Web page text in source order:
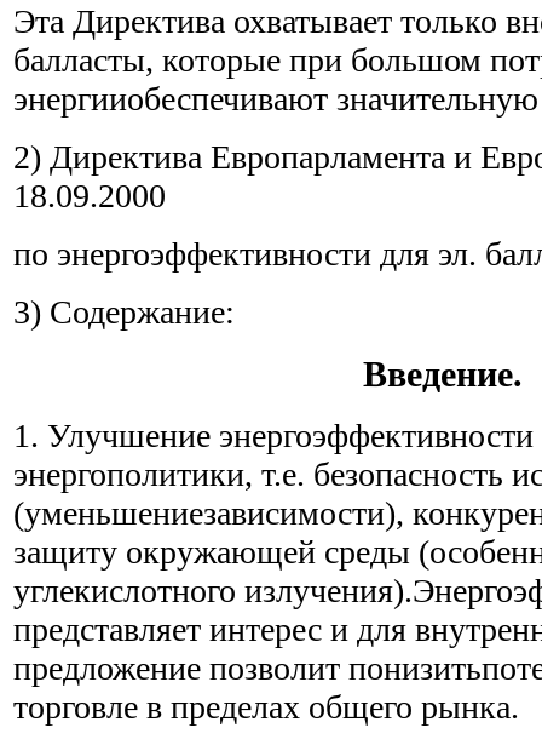
Эта Директива охватывает только
балласты, которые при большом
энергииобеспечивают
2) Директива Европарламента и
18.09.2000
по энергоэффективности для эл.
3) Содержание:
Введение.
1. Улучшение энергоэффективности
энергополитики, т.е. безопасность
(уменьшениезависимости),
защиту окружающей среды
углекислотного
представляет интерес и для
предложение позволит
торговле в пределах общего рынка.